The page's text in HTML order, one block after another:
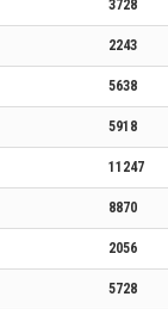
3728
2243
5638
5918
11247
8870
2056
5728